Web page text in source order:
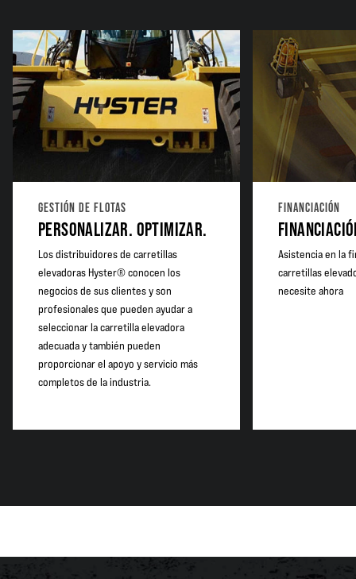
GESTIÓN DE FLOTAS
PERSONALIZAR. OPTIMIZAR.
Los distribuidores de carretillas
elevadoras Hyster® conocen los
negocios de sus clientes y son
profesionales que pueden ayudar a
seleccionar la carretilla elevadora
adecuada y también pueden
proporcionar el apoyo y servicio más
completos de la industria.
FINANCIACIÓN
Asistencia en la
carretillas
necesite ahora